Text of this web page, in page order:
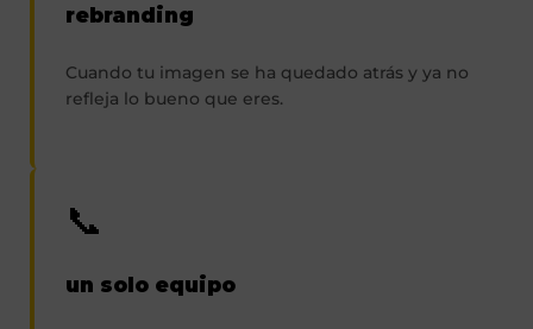
rebranding
Cuando tu imagen se ha quedado atrás y ya no
refleja lo bueno que eres.
📞
un solo equipo